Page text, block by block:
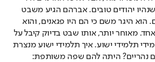
כמוהו. יש ארמים שנהיו יהודים טובים. אברהם הגיע משבט
ארמי בארם נהריים. הוא היגר משם כי הם היו פגאנים, והוא
קרא לאמונה באל אחד. מאוחר יותר, אותו שבט בדיוק קיבל על
עצמו את הנצרות מידי תלמידי ישוע. איך תלמידי ישוע מנצרת
דיברו עם אנשי ארם נהריים? היתה להם שפה משותפת: